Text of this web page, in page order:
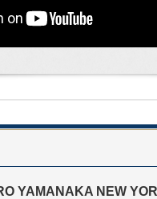
YAMANAKA NEW